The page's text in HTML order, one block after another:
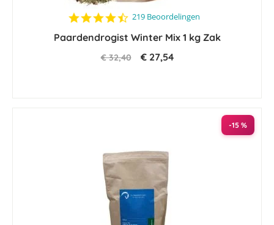
4.5
rating
219 Beoordelingen
Paardendrogist Winter Mix 1 kg Zak
€ 32,40 € 27,54
-15 %